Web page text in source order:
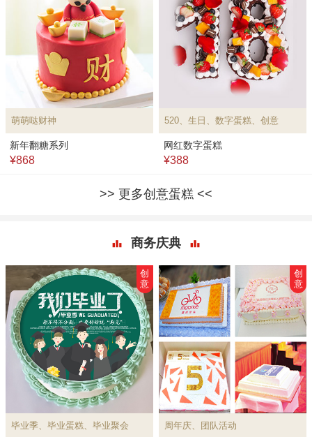
萌萌哒财神
新年翻糖系列
¥868
520、生日、数字蛋糕、创意
网红数字蛋糕
¥388
更多创意蛋糕
商务庆典
毕业季、毕业蛋糕、毕业聚会
创
意
周年庆、团队活动
创
意